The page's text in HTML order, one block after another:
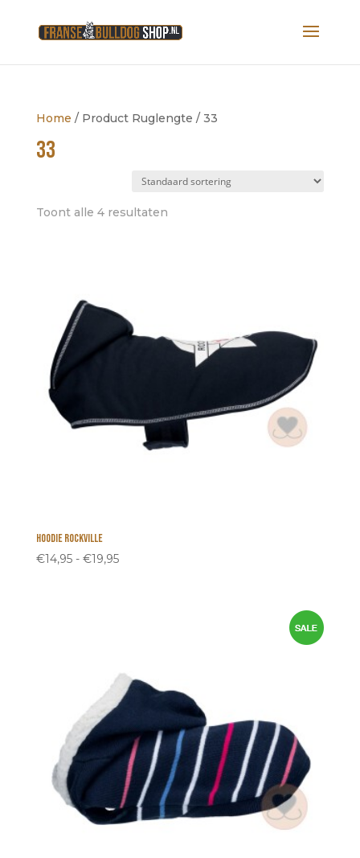
Home / Product Ruglengte / 33
33
Toont alle 4 resultaten
Hoodie Rockville
€14,95 - €19,95Prijsklasse: